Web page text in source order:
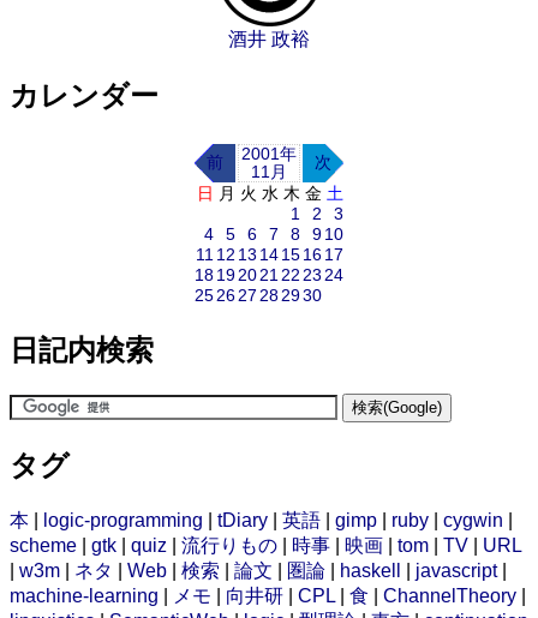
酒井 政裕
カレンダー
前
2001年
11月
次
日 月 火 水 木 金 土
1
2
3
4
5 6 7 8 910
11 12 13 14151617
18192021 22 23 24
252627 282930
日記内検索
タグ
本 logic-programming tDiary 英語 gimp ruby cygwin
scheme
gtk quiz 流行りもの 時事 映画 tom TV
URL
w3m ネタ Web 検索 論文 圏論 haskell javascript|
machine-learning
メモ 向井研 CPL 食 ChannelTheory